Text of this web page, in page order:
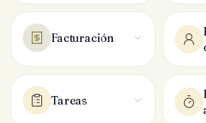
Facturación
Tareas